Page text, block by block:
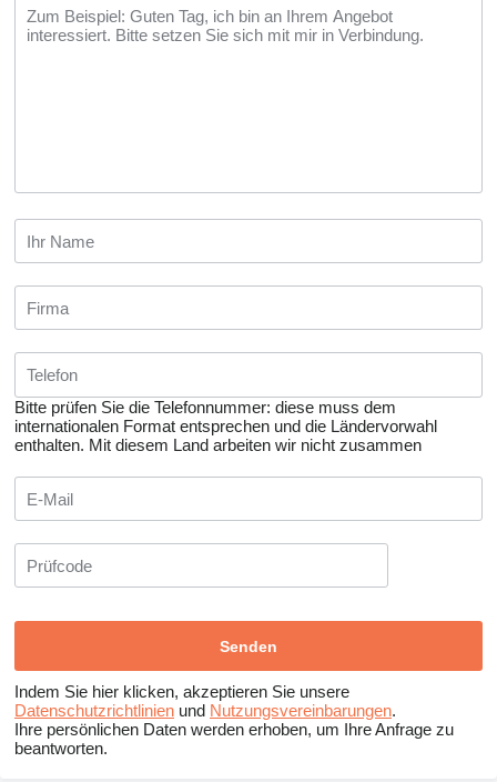
Bitte prüfen Sie die Telefonnummer: diese muss dem
internationalen Format entsprechen und die Ländervorwahl
enthalten. Mit diesem Land arbeiten wir nicht zusammen
Indem Sie hier klicken, akzeptieren Sie unsere
Datenschutzrichtlinien und Nutzungsvereinbarungen.
Ihre persönlichen Daten werden erhoben, um Ihre Anfrage zu
beantworten.